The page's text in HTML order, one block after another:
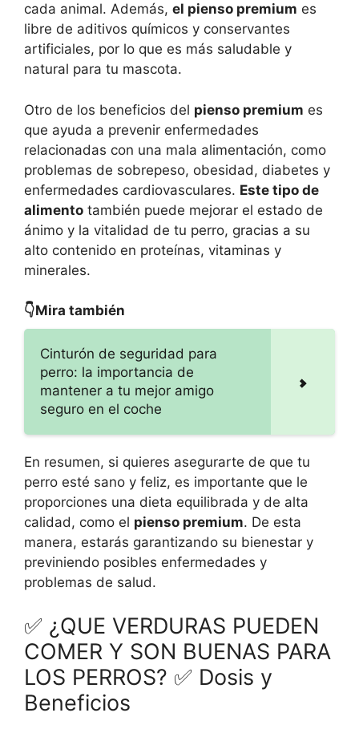
cada animal. Además, el pienso premium es
libre de aditivos químicos y conservantes
artificiales, por lo que es más saludable y
natural para tu mascota.
Otro de los beneficios del pienso premium es
que ayuda a prevenir enfermedades
relacionadas con una mala alimentación, como
problemas de sobrepeso, obesidad, diabetes y
enfermedades cardiovasculares. Este tipo de
alimento también puede mejorar el estado de
ánimo y la vitalidad de tu perro, gracias a su
alto contenido en proteínas, vitaminas y
minerales.
👇Mira también
Cinturón de seguridad para
perro: la importancia de
mantener a tu mejor amigo
seguro en el coche
En resumen, si quieres asegurarte de que tu
perro esté sano y feliz, es importante que le
proporciones una dieta equilibrada y de alta
calidad, como el pienso premium. De esta
manera, estarás garantizando su bienestar y
previniendo posibles enfermedades y
problemas de salud.
✅ ¿QUE VERDURAS PUEDEN
COMER Y SON BUENAS PARA
LOS PERROS? ✅ Dosis y
Beneficios